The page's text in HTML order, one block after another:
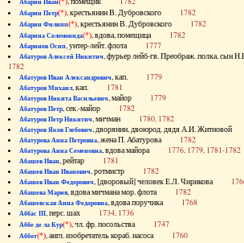
Абарин Петр(*), крестьянин В. Дубровского 1782
Абарин Филипп(*), крестьянин В. Дубровского 1782
Абарина Соломонида(*), вдова, помещица 1782
Абаринов Осип, унтер-лейт. флота 1777
Абатуров Алексей Никитич, фурьер лейб-гв. Преображ. полка,
1782
Абатуров Иван Александрович, кап. 1779
Абатуров Михаил, кап. 1781
Абатуров Никита Васильевич, майор 1779
Абатуров Петр, сек.-майор 1782
Абатуров Петр Никитич, мичман 1780, 1782
Абатуров Яков Глебович, дворянин, двоюрод. дядя А.И.
Абатурова Анна Петровна, жена П. Абатурова 1782
Абатурова Анна Семеновна, вдова майора 1776, 1779, 1781-1782
Абашев Иван, рейтар 1781
Абашев Иван Иванович, ротмистр 1782
Абашев Иван Федорович, [дворовый] человек Е.Л. Чирикова
Абашева Мария, вдова мичмана мор. флота 1782
Абашевская Анна Федоровна, вдова поручика 1768
Аббас III, перс. шах 1734, 1736
Аббе де ла Кур(*), чл. фр. посольства 1747
Аббот(*), англ. изобретатель кораб. насоса 1760